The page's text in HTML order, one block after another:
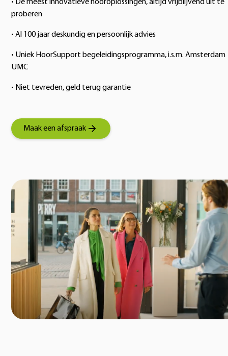
• De meest innovatieve hooroplossingen, altijd vrijblijvend uit te
proberen
• Al 100 jaar deskundig en persoonlijk advies
• Uniek HoorSupport begeleidingsprogramma, i.s.m. Amsterdam
UMC
• Niet tevreden, geld terug garantie
Maak een afspraak